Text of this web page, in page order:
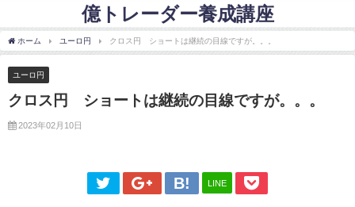
億トレーダー養成講座
ホーム ユーロ円 クロス円 ショートは継続の目線ですが。。。
ユーロ円
クロス円 ショートは継続の目線ですが。。。
2023年02月10日
LINE